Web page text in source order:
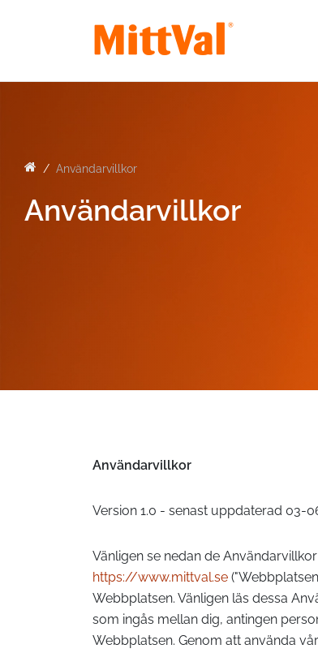
Användarvillkor
Användarvillkor
Användarvillkor
Version 1.0 - senast uppdaterad 03-
Vänligen se nedan de
https://www.mittval.se
Webbplatsen. Vänligen läs dessa
som ingås mellan dig, antingen
Webbplatsen. Genom att använda